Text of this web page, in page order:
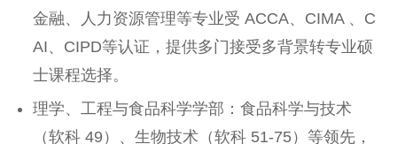
金融、人力资源管理等专业受 ACCA、CIMA 、C
AI、CIPD等认证，提供多门接受多背景转专业硕
士课程选择。
理学、工程与食品科学学部：食品科学与技术
（软科 49）、生物技术（软科 51-75）等领先，